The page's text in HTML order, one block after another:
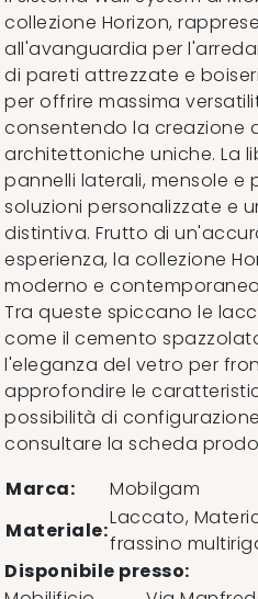
collezione Horizon,
all'avanguardia per
di pareti attrezzate e
per offrire massima
consentendo la creazione
architettoniche uniche. La
pannelli laterali, mensole e
soluzioni personalizzate e
distintiva. Frutto di
esperienza, la collezione
moderno e
Tra queste spiccano le
come il cemento
l'eleganza del vetro per
approfondire le
possibilità di
consultare la scheda
Marca:
Mobilgam
Materiale:
Laccato,
frassino
Disponibile presso: